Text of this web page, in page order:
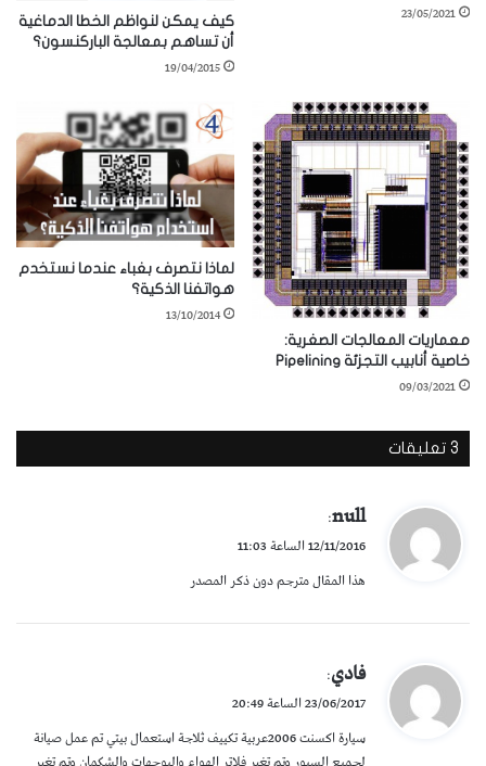
23/05/2021
كيف يمكن لنواظم الخطا الدماغية
أن تساهم بمعالجة الباركنسون؟
19/04/2015
معماريات المعالجات الصغرية:
خاصية أنابيب التجزئة Pipelining
09/03/2021
لماذا نتصرف بغباء عندما نستخدم
هواتفنا الذكية؟
13/10/2014
‫3 تعليقات
ي
ل
null
:
12/11/2016 الساعة 11:03
هذا المقال مترجم دون ذكر المصدر
ي
ل
فادي:
23/06/2017 الساعة 20:49
سيارة اكسنت 2006عربية تكييف ثلاجة استعمال بيتي تم عمل صيانة